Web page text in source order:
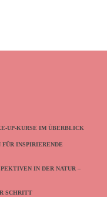
UP-KURSE IM ÜBERBLICK
INSPIRIERENDE
IN DER NATUR –
SCHRITT